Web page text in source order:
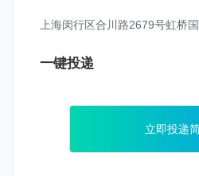
上海闵行区合川路2679号虹桥
一键投递
立即投递